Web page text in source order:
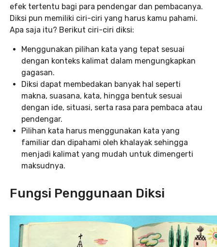
efek tertentu bagi para pendengar dan pembacanya.
Diksi pun memiliki ciri-ciri yang harus kamu pahami.
Apa saja itu? Berikut ciri-ciri diksi:
Menggunakan pilihan kata yang tepat sesuai
dengan konteks kalimat dalam mengungkapkan
gagasan.
Diksi dapat membedakan banyak hal seperti
makna, suasana, kata, hingga bentuk sesuai
dengan ide, situasi, serta rasa para pembaca atau
pendengar.
Pilihan kata harus menggunakan kata yang
familiar dan dipahami oleh khalayak sehingga
menjadi kalimat yang mudah untuk dimengerti
maksudnya.
Fungsi Penggunaan Diksi